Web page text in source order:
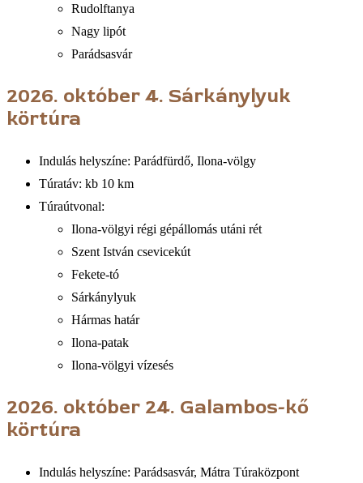
Rudolftanya
Nagy lipót
Parádsasvár
2026. október 4. Sárkánylyuk
körtúra
Indulás helyszíne: Parádfürdő, Ilona-völgy
Túratáv: kb 10 km
Túraútvonal:
Ilona-völgyi régi gépállomás utáni rét
Szent István csevicekút
Fekete-tó
Sárkánylyuk
Hármas határ
Ilona-patak
Ilona-völgyi vízesés
2026. október 24. Galambos-kő
körtúra
Indulás helyszíne: Parádsasvár, Mátra Túraközpont